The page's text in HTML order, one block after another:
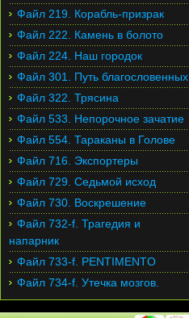
Файл 219. Корабль-призрак
Файл 222. Камень в болото
Файл 224. Наш городок
Файл 301. Путь благословенных
Файл 322. Трясина
Файл 533. Непорочное зачатие
Файл 554. Тараканы в Голове
Файл 716. Экспортеры
Файл 729. Седьмой исход
Файл 730. Воскрешение
Файл 732-f. Трагедия и
напарник
Файл 733-f. PENTIMENTO
Файл 734-f. Утечка мозгов.